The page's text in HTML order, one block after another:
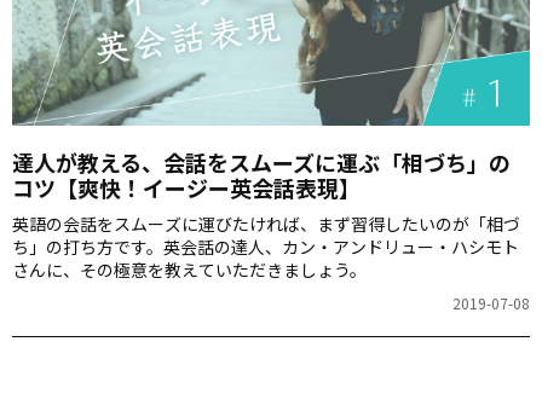
達人が教える、会話をスムーズに運ぶ「相づち」の
コツ【爽快！イージー英会話表現】
英語の会話をスムーズに運びたければ、まず習得したいのが「相づ
ち」の打ち方です。英会話の達人、カン・アンドリュー・ハシモト
さんに、その極意を教えていただきましょう。
2019-07-08